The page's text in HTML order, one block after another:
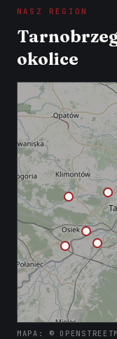
NASZ REGION
okolice
MAPA: ©